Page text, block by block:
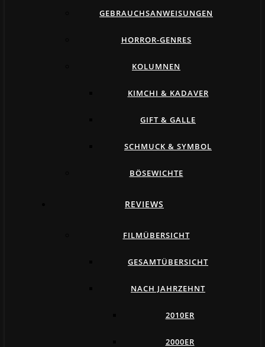
GEBRAUCHSANWEISUNGEN
HORROR-GENRES
KOLUMNEN
KIMCHI & KADAVER
GIFT & GALLE
SCHMUCK & SYMBOL
BÖSEWICHTE
REVIEWS
FILMÜBERSICHT
GESAMTÜBERSICHT
NACH JAHRZEHNT
2010ER
2000ER